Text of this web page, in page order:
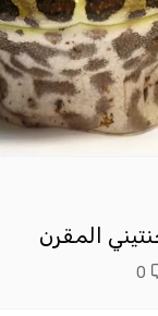
المقرن
0